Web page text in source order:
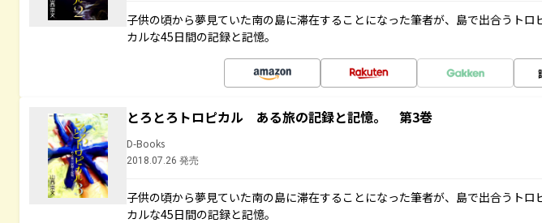
子供の頃から夢見ていた南の島に滞在することになった筆者が、島で出合うトロ
カルな45日間の記録と記憶。
とろとろトロピカル ある旅の記録と記憶。 第3巻
D-Books
2018.07.26 発売
子供の頃から夢見ていた南の島に滞在することになった筆者が、島で出合うトロ
カルな45日間の記録と記憶。